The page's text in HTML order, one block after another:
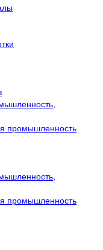
промышленность
промышленность